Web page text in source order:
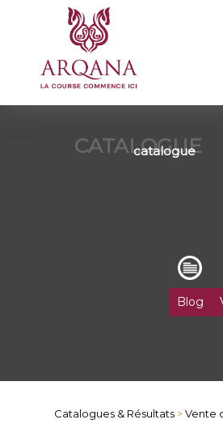
CATALOGUE
catalogue
Blog
Catalogues & Résultats >Vente